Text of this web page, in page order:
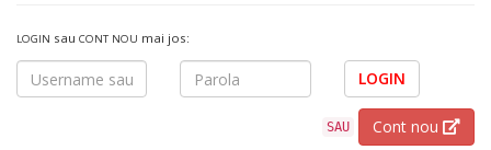
LOGIN sau CONT NOU mai jos:
LOGIN
SAU Cont nou